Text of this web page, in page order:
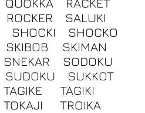
QUOKKA
RACKET
ROCKER
SALUKI
SHOCKI
SHOCKO
SKIBOB
SKIMAN
SNEKAR
SODOKU
SUDOKU
SUKKOT
TAGIKE
TAGIKI
TOKAJI TROIKA